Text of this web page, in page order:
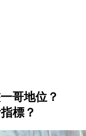
哥地位？
標？